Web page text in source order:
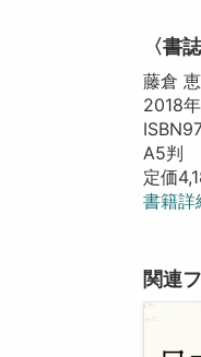
〈書
藤倉
2018
A5判
定価
書籍詳
関連